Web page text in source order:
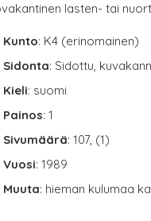
lasten- tai
Kunto: K4 (erinomainen)
Sidonta: Sidottu,
Kieli: suomi
Painos: 1
Sivumäärä: 107, (1)
Vuosi: 1989
Muuta: hieman kulumaa